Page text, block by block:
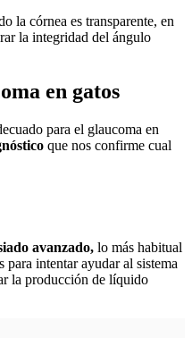
la córnea es transparente, en
la integridad del ángulo
en gatos
para el glaucoma en
que nos confirme cual
avanzado, lo más habitual
para intentar ayudar al sistema
la producción de líquido